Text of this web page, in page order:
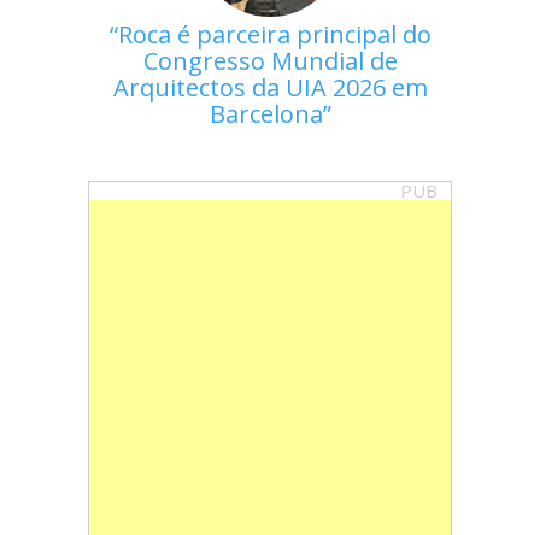
Roca é parceira principal do
Congresso Mundial de
Arquitectos da UIA 2026 em
Barcelona
PUB